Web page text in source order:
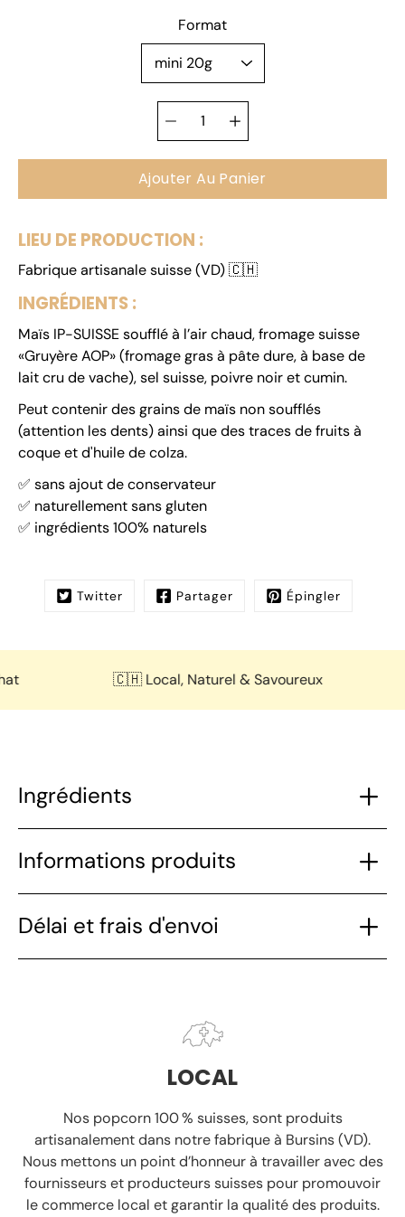
Format
Sélectionnez une
variante
Sélecteur de
quantité
Ajouter Au Panier
LIEU DE PRODUCTION :
Fabrique artisanale suisse (VD)🇨🇭
INGRÉDIENTS :
Maïs IP-SUISSE soufflé à l’air chaud, fromage suisse
«Gruyère AOP» (fromage gras à pâte dure, à base de
laitcru de vache), sel suisse, poivre noir et cumin.
Peut contenir des grains de maïs non soufflés
(attention les dents) ainsi que destraces de fruits à
coqueet d'huile de colza.
✅ sans ajout de conservateur
✅ naturellement sans gluten
✅ ingrédients 100% naturels
Twitter Partager Épingler
🇨🇭 Local, Naturel & Savoureux
Ingrédients
Informations produits
Délai et frais d'envoi
LOCAL
Nos popcorn 100 % suisses, sont produits
artisanalementdans notre fabrique à Bursins (VD).
Nous mettons un point d’honneur à travailler avec des
fournisseurs et producteurs suisses pour promouvoir
le commerce local et garantir la qualité des produits.